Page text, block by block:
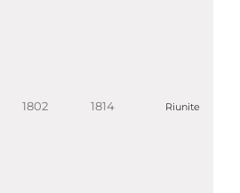
1802 1814 Riunite